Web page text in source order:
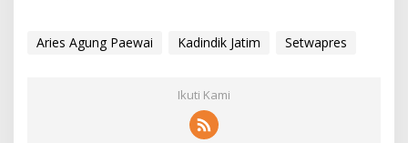
Aries Agung Paewai Kadindik Jatim Setwapres
Ikuti Kami